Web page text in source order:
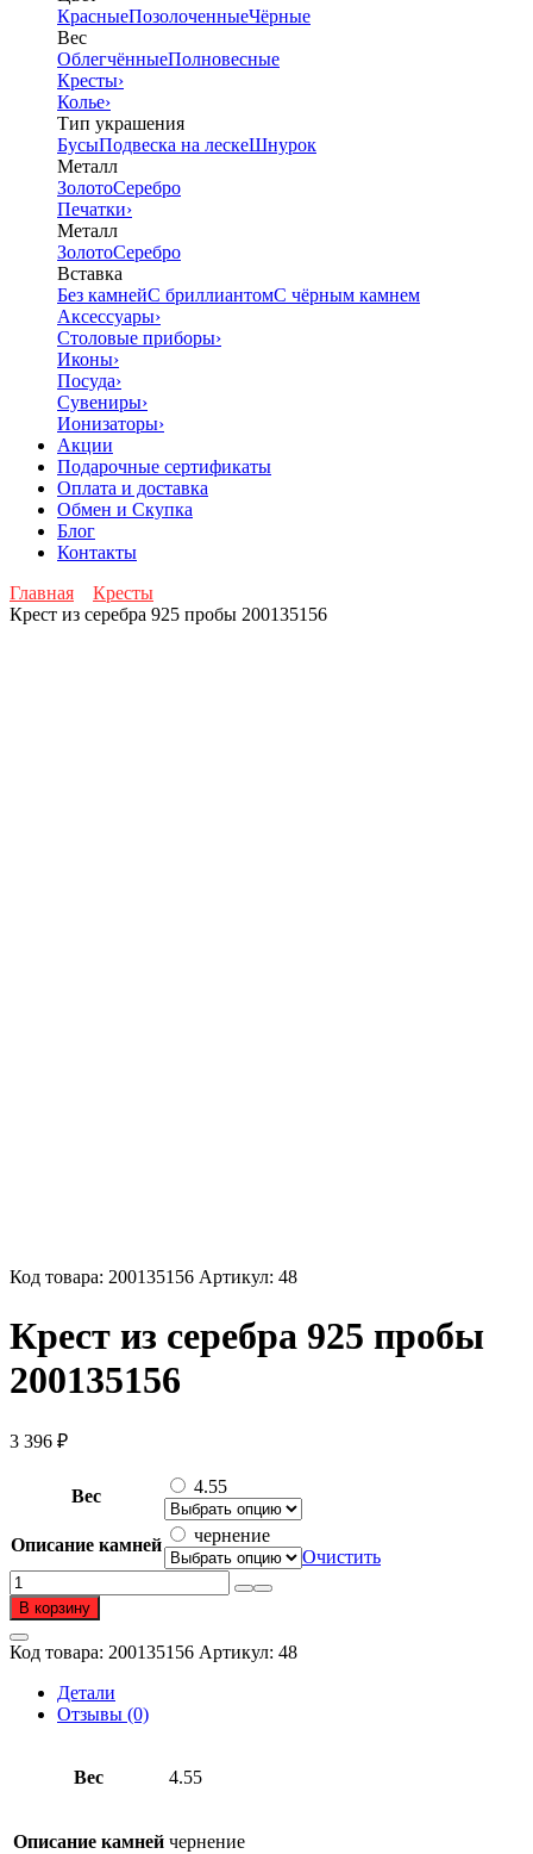
КрасныеПозолоченныеЧёрные
Вес
ОблегчённыеПолновесные
Кресты›
Колье›
Тип украшения
БусыПодвеска на лескеШнурок
Металл
ЗолотоСеребро
Печатки›
Металл
ЗолотоСеребро
Вставка
Без камнейС бриллиантомС чёрным камнем
Аксессуары›
Столовые приборы›
Иконы›
Посуда›
Сувениры›
Ионизаторы›
Акции
Подарочные сертификаты
Оплата и доставка
Обмен и Скупка
Блог
Контакты
Главная
Кресты
Крест из серебра 925 пробы 200135156
Код товара: 200135156 Артикул: 48
Крест из серебра 925 пробы
200135156
3 396 ₽
Вес 4.55
Описание камней
чернение
Очистить
Количество
товара
Крест
из
серебра
пробы
В корзину
Код товара: 200135156 Артикул: 48
Детали
Отзывы (0)
Вес 4.55
Описание камней чернение